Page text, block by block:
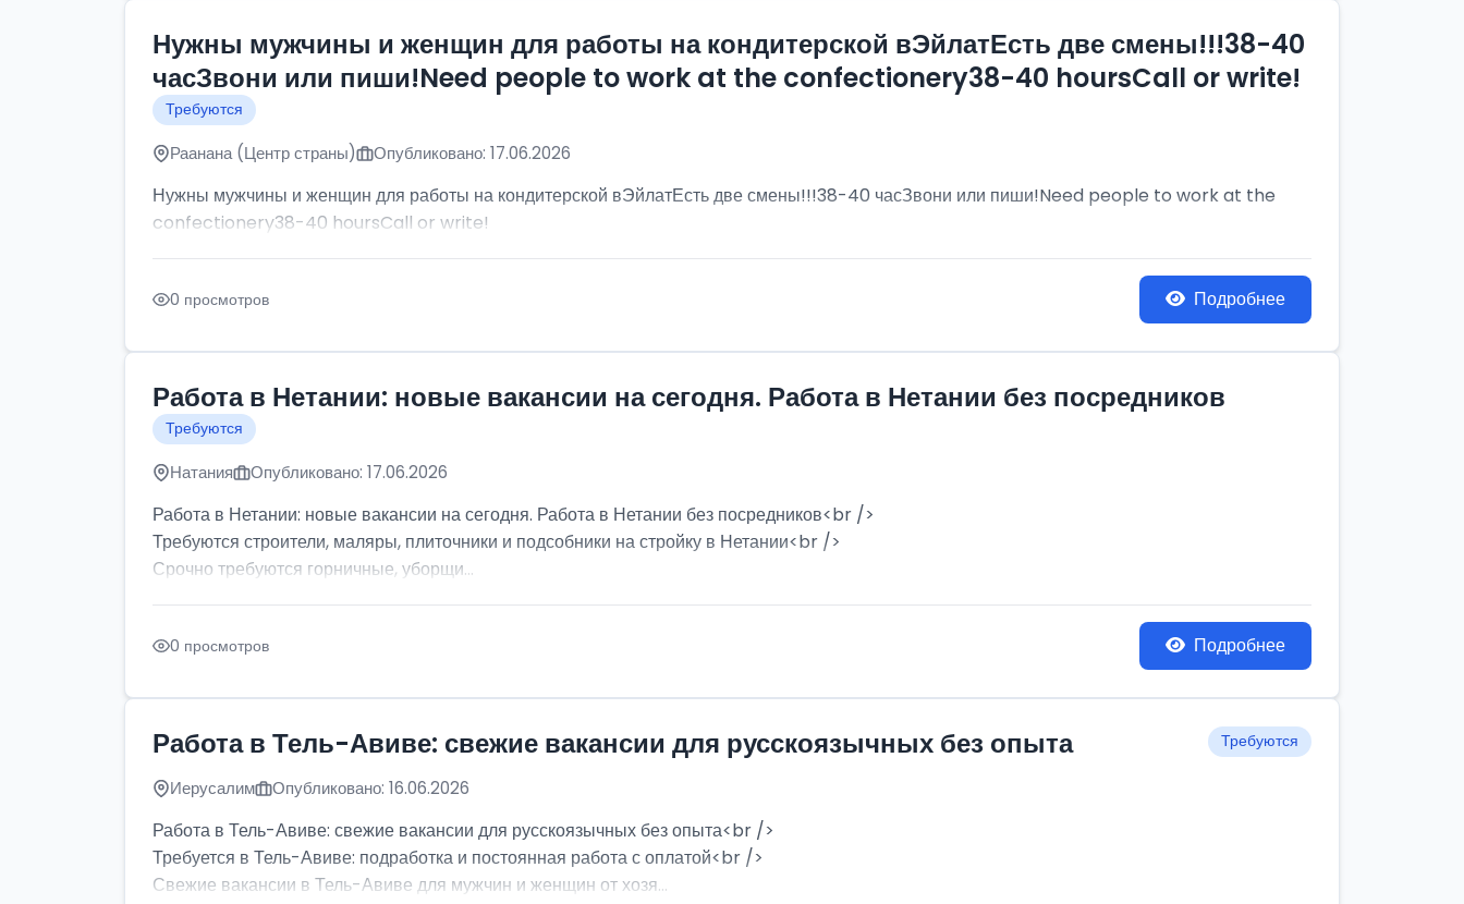
Нужны мужчины и женщин для работы на кондитерской вЭйлатЕсть две смены!!!38-40
часЗвони или пиши!Need people to work at the confectionery38-40 hoursCall or write!
Требуются
Раанана (Центр страны) Опубликовано: 17.06.2026
Нужны мужчины и женщин для работы на кондитерской вЭйлатЕсть две смены!!!38-40 часЗвони или пиши!Need people to work at the
confectionery38-40 hoursCall or write!
0 просмотров Подробнее
Работа в Нетании: новые вакансии на сегодня. Работа в Нетании без посредников
Требуются
Натания Опубликовано: 17.06.2026
Работа в Нетании: новые вакансии на сегодня. Работа в Нетании без посредников<br />
Требуются строители, маляры, плиточники и подсобники на стройку в Нетании<br />
Срочно требуются горничные, уборщи...
0 просмотров Подробнее
Работа в Тель-Авиве: свежие вакансии для русскоязычных без опыта Требуются
Иерусалим Опубликовано: 16.06.2026
Работа в Тель-Авиве: свежие вакансии для русскоязычных без опыта<br />
Требуется в Тель-Авиве: подработка и постоянная работа с оплатой<br />
Свежие вакансии в Тель-Авиве для мужчин и женщин от хозя...